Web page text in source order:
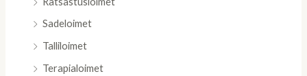
Sadeloimet
Talliloimet
Terapialoimet